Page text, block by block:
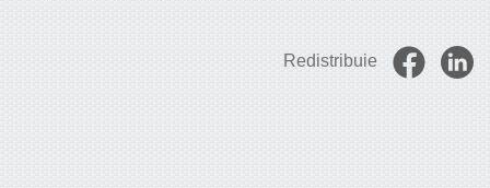
Redistribuie